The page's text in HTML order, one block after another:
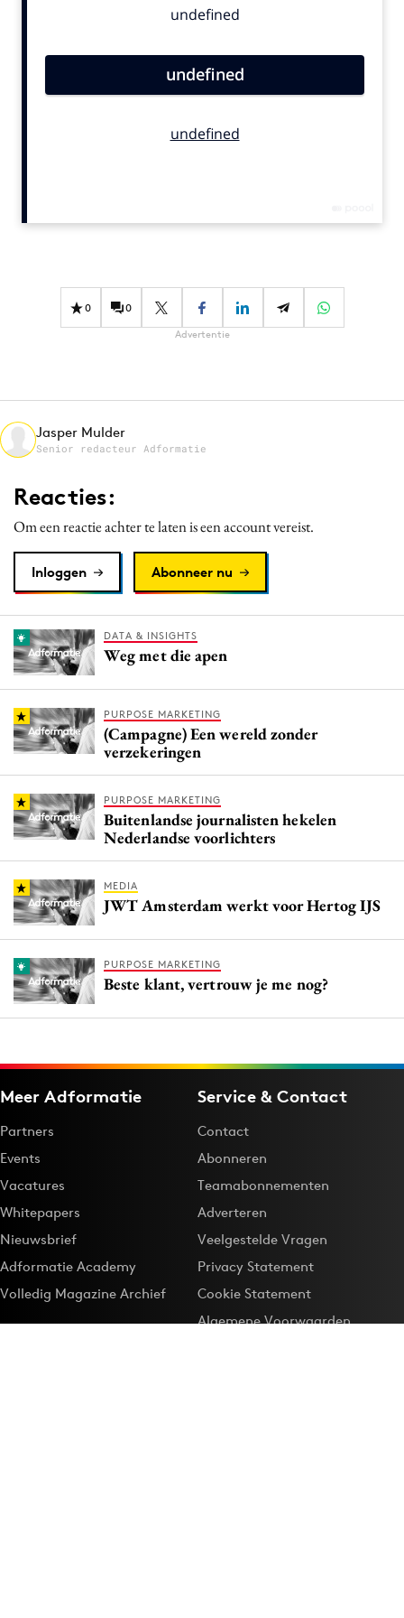
Contentmarketing
Effectiviteit
Gedragsverandering
Martech
Media
Merkstrategie
Programmatic
Purpose Marketing
Reputatie & crisis
0 0
Advertentie
Jasper Mulder
Senior redacteur Adformatie
Reacties:
Om een reactie achter te laten is een account vereist.
Inloggen Abonneer nu
DATA & INSIGHTS
Weg met die apen
PURPOSE MARKETING
(Campagne) Een wereld zonder
verzekeringen
PURPOSE MARKETING
Buitenlandse journalisten hekelen
Nederlandse voorlichters
MEDIA
JWT Amsterdam werkt voor Hertog IJS
PURPOSE MARKETING
Beste klant, vertrouw je me nog?
Meer Adformatie
Partners
Events
Vacatures
Whitepapers
Nieuwsbrief
Adformatie Academy
Volledig Magazine Archief
Service & Contact
Contact
Abonneren
Teamabonnementen
Adverteren
Veelgestelde Vragen
Privacy Statement
Cookie Statement
Algemene Voorwaarden